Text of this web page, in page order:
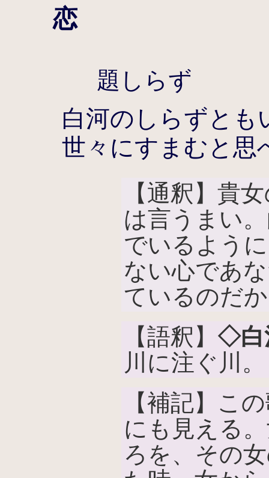
恋
題しらず
白河のしらずとも
世々にすまむと思
【通釈】貴
は言うまい
でいるよう
ない心であ
ているのだ
【語釈】 ◇白
川に注ぐ川
【補記】こ
にも見える
ろを、その